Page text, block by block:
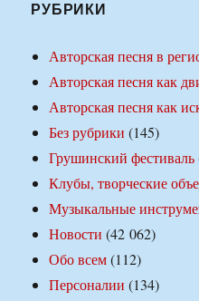
РУБРИКИ
Авторская песня в
Авторская песня как
Авторская песня как
Без рубрики (145)
Грушинский фестиваль
Клубы, творческие
Музыкальные
Новости (42 062)
Обо всем(112)
Персоналии (134)